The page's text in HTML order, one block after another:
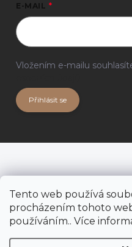
Tento web používá
procházením tohoto
používáním.. Více
E-MAIL
Vložením e-mailu
Přihlásit se